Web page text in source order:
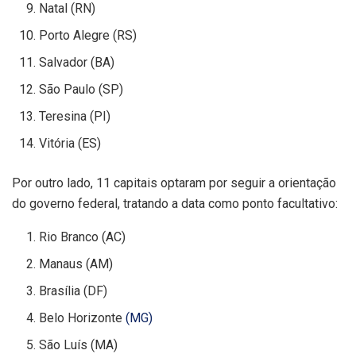
Natal (RN)
Porto Alegre (RS)
Salvador (BA)
São Paulo (SP)
Teresina (PI)
Vitória (ES)
Por outro lado, 11 capitais optaram por seguir a orientação
do governo federal, tratando a data como ponto facultativo:
Rio Branco (AC)
Manaus (AM)
Brasília (DF)
Belo Horizonte(MG)
São Luís (MA)